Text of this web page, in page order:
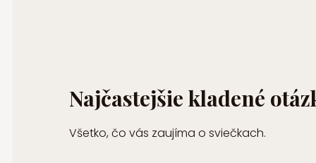
Najčastejšie kladené
Všetko, čo vás zaujíma o sviečkach.